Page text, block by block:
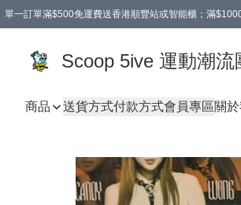
單一訂單滿$500免運費送香港順豐站或智能櫃；滿
Scoop 5ive 運動潮流
商品 送貨方式付款方式會員專區關